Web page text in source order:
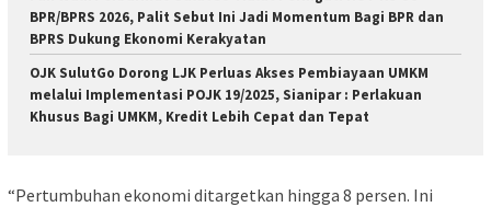
BPR/BPRS 2026, Palit Sebut Ini Jadi Momentum Bagi BPR dan
BPRS Dukung Ekonomi Kerakyatan
OJK SulutGo Dorong LJK Perluas Akses Pembiayaan UMKM
melalui Implementasi POJK 19/2025, Sianipar : Perlakuan
Khusus Bagi UMKM, Kredit Lebih Cepat dan Tepat
“Pertumbuhan ekonomi ditargetkan hingga 8 persen. Ini